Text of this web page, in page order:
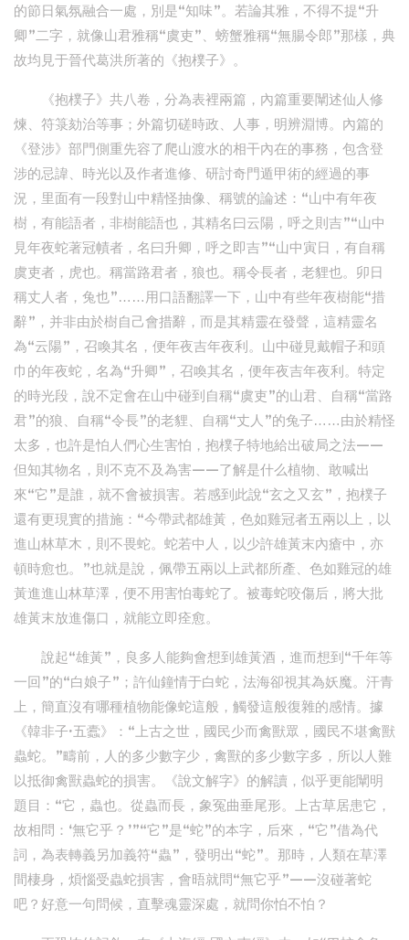
的節日氣氛融合一處，別是“知味”。若論其雅，不得不提“升
卿”二字，就像山君雅稱“虞吏”、螃蟹雅稱“無腸令郎”那樣，典
故均見于晉代葛洪所著的《抱樸子》。
《抱樸子》共八卷，分為表裡兩篇，內篇重要闡述仙人修
煉、符箓劾治等事；外篇切磋時政、人事，明辨淵博。內篇的
《登涉》部門側重先容了爬山渡水的相干內在的事務，包含登
涉的忌諱、時光以及作者進修、研討奇門遁甲術的經過的事
況，里面有一段對山中精怪抽像、稱號的論述：“山中有年夜
樹，有能語者，非樹能語也，其精名曰云陽，呼之則吉”“山中
見年夜蛇著冠幘者，名曰升卿，呼之即吉”“山中寅日，有自稱
虞吏者，虎也。稱當路君者，狼也。稱令長者，老貍也。卯日
稱丈人者，兔也”……用口語翻譯一下，山中有些年夜樹能“措
辭”，并非由於樹自己會措辭，而是其精靈在發聲，這精靈名
為“云陽”，召喚其名，便年夜吉年夜利。山中碰見戴帽子和頭
巾的年夜蛇，名為“升卿”，召喚其名，便年夜吉年夜利。特定
的時光段，說不定會在山中碰到自稱“虞吏”的山君、自稱“當路
君”的狼、自稱“令長”的老貍、自稱“丈人”的兔子……由於精怪
太多，也許是怕人們心生害怕，抱樸子特地給出破局之法——
但知其物名，則不克不及為害——了解是什么植物、敢喊出
來“它”是誰，就不會被損害。若感到此說“玄之又玄”，抱樸子
還有更現實的措施：“今帶武都雄黃，色如雞冠者五兩以上，以
進山林草木，則不畏蛇。蛇若中人，以少許雄黃末內瘡中，亦
頓時愈也。”也就是說，佩帶五兩以上武都所產、色如雞冠的雄
黃進進山林草澤，便不用害怕毒蛇了。被毒蛇咬傷后，將大批
雄黃末放進傷口，就能立即痊愈。
說起“雄黃”，良多人能夠會想到雄黃酒，進而想到“千年等
一回”的“白娘子”；許仙鐘情于白蛇，法海卻視其為妖魔。汗青
上，簡直沒有哪種植物能像蛇這般，觸發這般復雜的感情。據
《韓非子·五蠹》：“上古之世，國民少而禽獸眾，國民不堪禽獸
蟲蛇。”疇前，人的多少數字少，禽獸的多少數字多，所以人難
以抵御禽獸蟲蛇的損害。《說文解字》的解讀，似乎更能闡明
題目：“它，蟲也。從蟲而長，象冤曲垂尾形。上古草居患它，
故相問：‘無它乎？’”“它”是“蛇”的本字，后來，“它”借為代
詞，為表轉義另加義符“蟲”，發明出“蛇”。那時，人類在草澤
間棲身，煩惱受蟲蛇損害，會晤就問“無它乎”——沒碰著蛇
吧？好意一句問候，直擊魂靈深處，就問你怕不怕？